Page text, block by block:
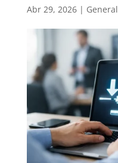
Abr 29, 2026| General